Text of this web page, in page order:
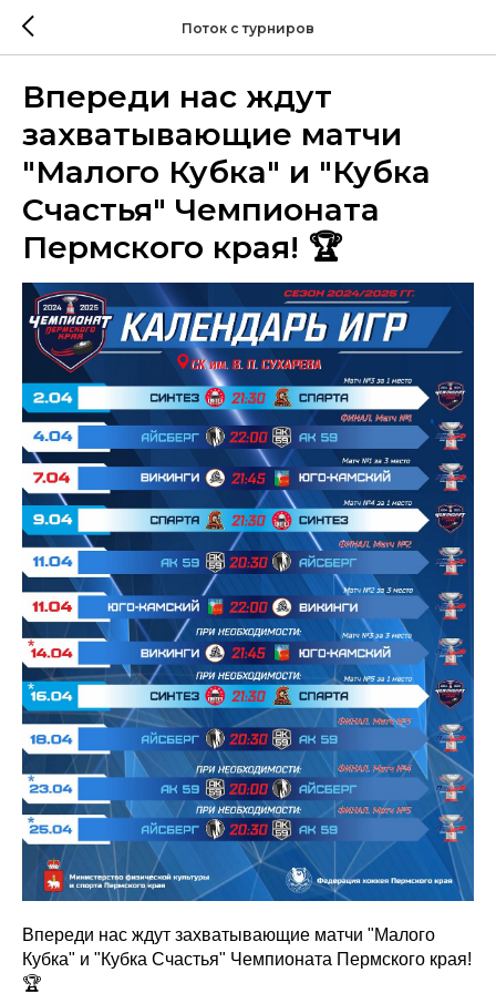
Поток с турниров
Впереди нас ждут
захватывающие матчи
"Малого Кубка" и "Кубка
Счастья" Чемпионата
Пермского края! 🏆
Впереди нас ждут захватывающие матчи "Малого
Кубка" и "Кубка Счастья" Чемпионата Пермского края!
🏆